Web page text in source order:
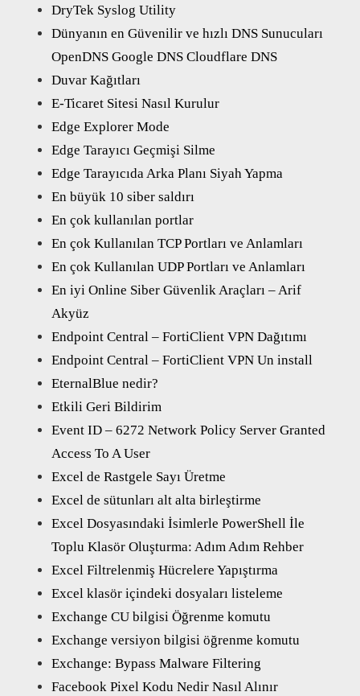
DryTek Syslog Utility
Dünyanın en Güvenilir ve hızlı DNS Sunucuları
OpenDNS Google DNS Cloudflare DNS
Duvar Kağıtları
E-Ticaret Sitesi Nasıl Kurulur
Edge Explorer Mode
Edge Tarayıcı Geçmişi Silme
Edge Tarayıcıda Arka Planı Siyah Yapma
En büyük 10 siber saldırı
En çok kullanılan portlar
En çok Kullanılan TCP Portları ve Anlamları
En çok Kullanılan UDP Portları ve Anlamları
En iyi Online Siber Güvenlik Araçları – Arif
Akyüz
Endpoint Central – FortiClient VPN Dağıtımı
Endpoint Central – FortiClient VPN Un install
EternalBlue nedir?
Etkili Geri Bildirim
Event ID – 6272 Network Policy Server Granted
Access To A User
Excel de Rastgele Sayı Üretme
Excel de sütunları alt alta birleştirme
Excel Dosyasındaki İsimlerle PowerShell İle
Toplu Klasör Oluşturma: Adım Adım Rehber
Excel Filtrelenmiş Hücrelere Yapıştırma
Excel klasör içindeki dosyaları listeleme
Exchange CU bilgisi Öğrenme komutu
Exchange versiyon bilgisi öğrenme komutu
Exchange: Bypass Malware Filtering
Facebook Pixel Kodu Nedir Nasıl Alınır